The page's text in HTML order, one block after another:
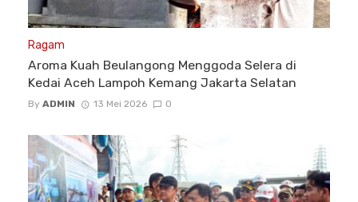
Ragam
Aroma Kuah Beulangong Menggoda Selera di
Kedai Aceh Lampoh Kemang Jakarta Selatan
By ADMIN 13 Mei 2026 0